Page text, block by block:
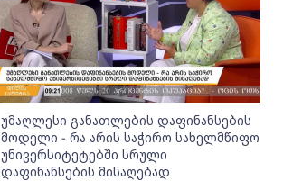
უმაღლესი განათლების დაფინანსების
მოდელი - რა არის საჭირო სახელმწიფო
უნივერსიტეტებში სრული
დაფინანსების მისაღებად